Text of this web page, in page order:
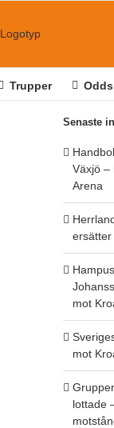
Trupper Odds
Senaste
Växjö –
Arena
mot
mot
lottade